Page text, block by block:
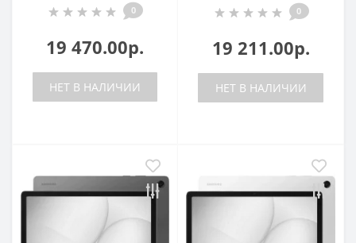
0
19 470.00р.
НЕТ В НАЛИЧИИ
0
19 211.00р.
НЕТ В НАЛИЧИИ